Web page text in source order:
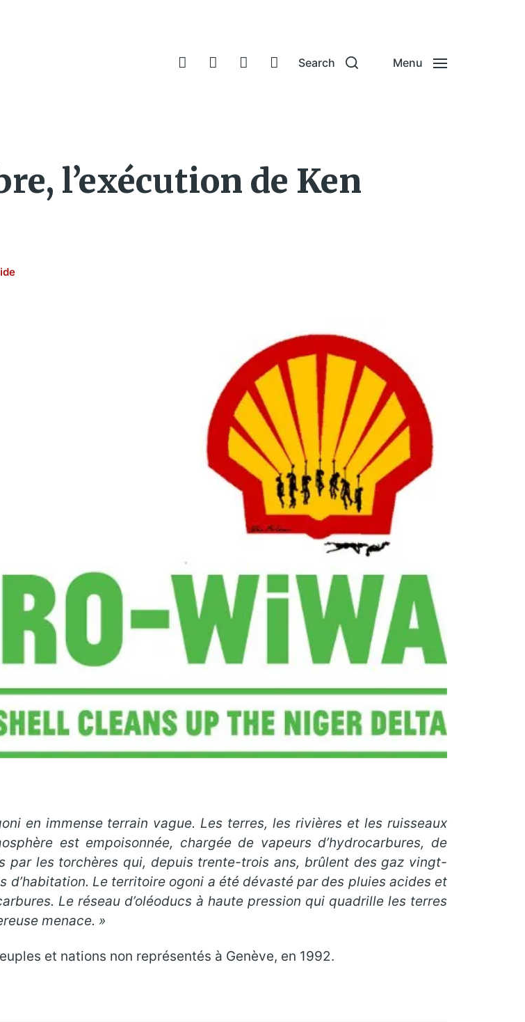
Search Menu
l’exécution de Ken
en immense terrain vague. Les terres, les rivières et les ruisseaux
est empoisonnée, chargée de vapeurs d’hydrocarbures, de
par les torchères qui, depuis trente-trois ans, brûlent des gaz vingt-
Le territoire ogoni a été dévasté par des pluies acides et
Le réseau d’oléoducs à haute pression qui quadrille les terres
menace. »
et nations non représentés à Genève, en 1992.